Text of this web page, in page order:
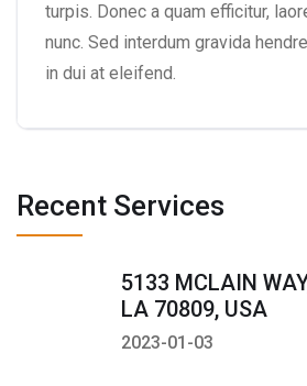
turpis. Donec a quam efficitur,
nunc. Sed interdum gravida
in dui at eleifend.
Recent Services
5133 MCLAIN
LA 70809, USA
2023-01-03